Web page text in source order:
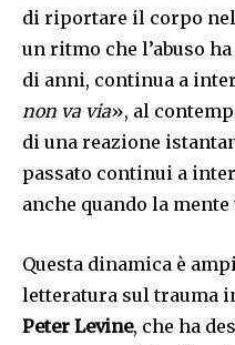
di riportare il corpo
un ritmo che l’abuso
di anni, continua a
non va via», al
di una reazione
passato continui a
anche quando la
Questa dinamica è
letteratura sul trauma
Peter Levine, che ha